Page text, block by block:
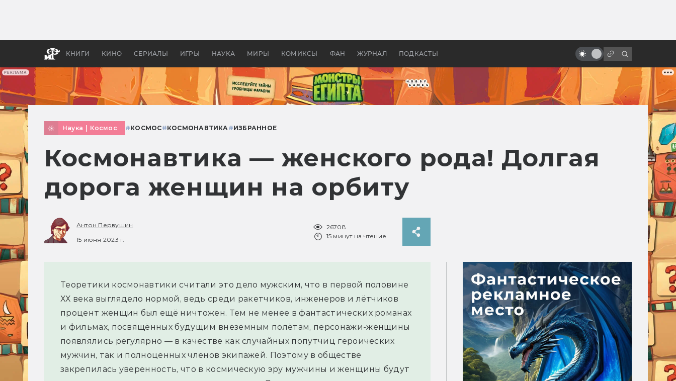
РЕКЛАМА
КНИГИ КИНО СЕРИАЛЫ ИГРЫ НАУКА МИРЫ КОМИКСЫ ФАН ЖУРНАЛ ПОДКАСТЫ
бы «Властелина колец»
Древней Грецией
боевика
Наука Космос #КОСМОС#КОСМОНАВТИКА#ИЗБРАННОЕ
Космонавтика — женского рода! Долгая
дорога женщин на орбиту
Антон Первушин
15 июня 2023 г.
26708
15 минут на чтение
Теоретики космонавтики считали это дело мужским, что в первой половине
ХХ века выглядело нормой, ведь среди ракетчиков, инженеров и лётчиков
процент женщин был ещё ничтожен. Тем не менее в фантастических романах
и фильмах, посвящённых будущим внеземным полётам, персонажи-женщины
появлялись регулярно — в качестве как случайных попутчиц героических
мужчин, так и полноценных членов экипажей. Поэтому в обществе
закрепилась уверенность, что в космическую эру мужчины и женщины будут